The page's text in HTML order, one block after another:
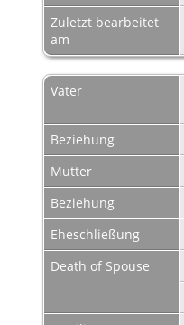
Zuletzt bearbeitet
am
Vater
Beziehung
Mutter
Beziehung
Eheschließung
Death of Spouse